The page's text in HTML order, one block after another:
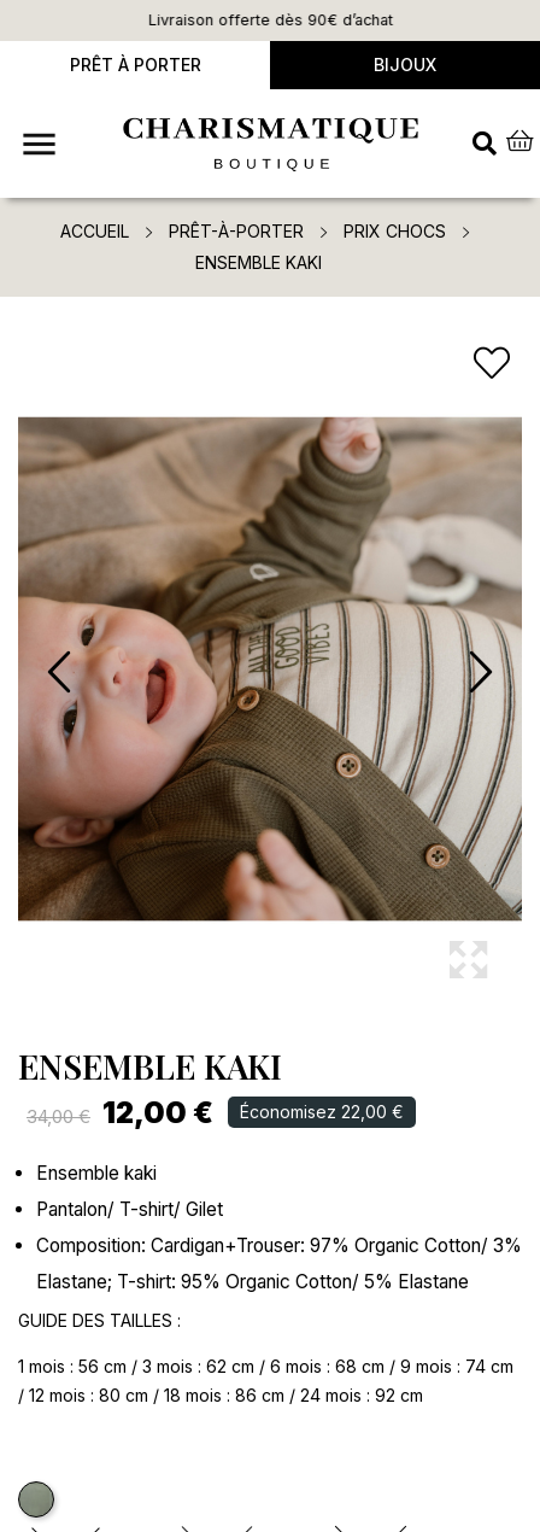
Livraison offerte dès 90€ d’achat
PRÊT À PORTER BIJOUX

ACCUEIL PRÊT-À-PORTER
PRIX CHOCS
ENSEMBLE KAKI
ENSEMBLE KAKI
34,00 € 12,00 € Économisez 22,00 €
Ensemble kaki
Pantalon/ T-shirt/ Gilet
Composition: Cardigan+Trouser: 97% Organic Cotton/ 3%
Elastane; T-shirt: 95% Organic Cotton/ 5% Elastane
GUIDE DES TAILLES :
1 mois : 56 cm / 3 mois : 62 cm / 6 mois : 68 cm / 9 mois : 74 cm
/ 12 mois : 80 cm / 18 mois : 86 cm / 24 mois : 92 cm
Kaki